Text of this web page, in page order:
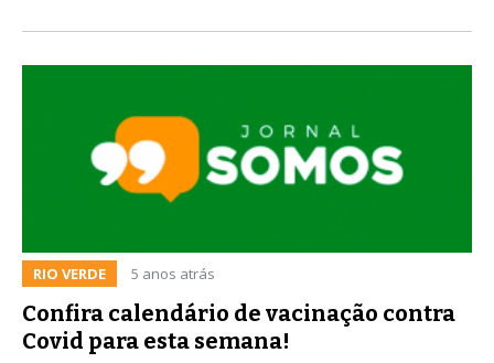
RIO VERDE 5 anos atrás
Confira calendário de vacinação contra
Covid para esta semana!